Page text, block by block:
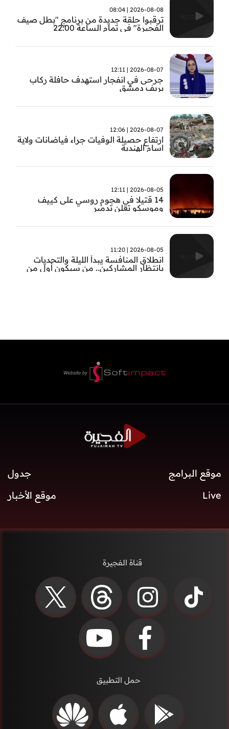
2026-08-08 | 08:04
ترقبوا حلقة جديدة من برنامج "بطل صيف
الفجيرة" في تمام الساعة 22:00
2026-08-07 | 12:11
جرحى في انفجار استهدف حافلة ركاب
بريف دمشق
2026-08-07 | 12:06
ارتفاع حصيلة الوفيات جراء فياضانات ولاية
اسام الهندية
2026-08-05 | 12:11
14 قتيلا في هجوم روسي على كييف
وموسكو تعلن تدمير
2026-08-05 | 11:20
انطلاق المنافسة يبدأ الليلة والتحديات
بانتظار المشاركين.. من سيكون أول من
موقع البرامج
جدول
Live
موقع الأخبار
قناة الفجيرة
حمل التطبيق